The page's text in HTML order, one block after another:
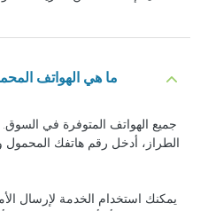
ما هي الهواتف
جميع الهواتف المتوفرة في السوق.
الطراز، أدخل رقم هاتفك المحمول
يمكنك استخدام الخدمة لإرسال